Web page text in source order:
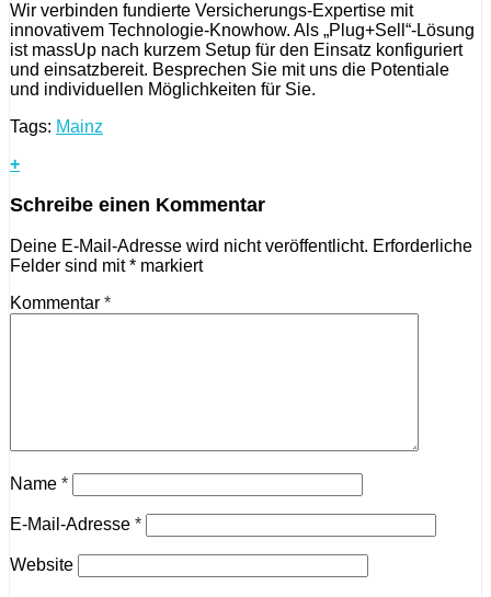
Wir verbinden fundierte Versicherungs-Expertise mit
innovativem Technologie-Knowhow. Als „Plug+Sell“-Lösung
ist massUp nach kurzem Setup für den Einsatz konfiguriert
und einsatzbereit. Besprechen Sie mit uns die Potentiale
und individuellen Möglichkeiten für Sie.
Tags: Mainz
+
Schreibe einen Kommentar
Deine E-Mail-Adresse wird nicht veröffentlicht. Erforderliche
Felder sind mit* markiert
Kommentar *
Name *
E-Mail-Adresse *
Website